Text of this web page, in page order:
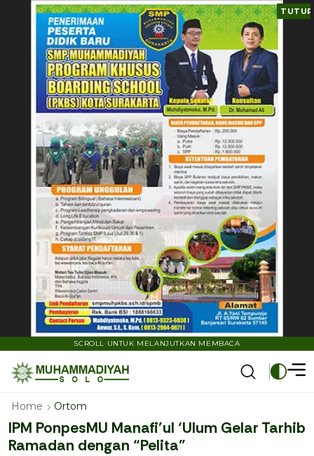
TUTUP
SCROLL UNTUK MELANJUTKAN MEMBACA
Home Ortom
IPM PonpesMU Manafi’ul ‘Ulum Gelar Tarhib
Ramadan dengan “Pelita”